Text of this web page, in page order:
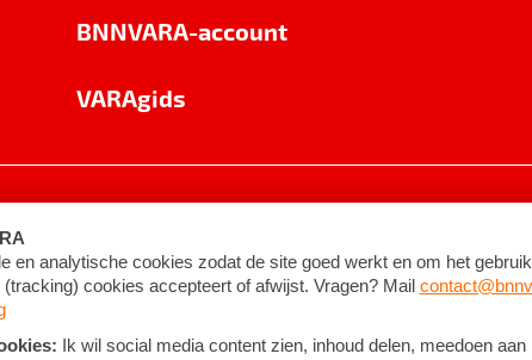
BNNVARA-account
VARAgids
©2026BNNVARA